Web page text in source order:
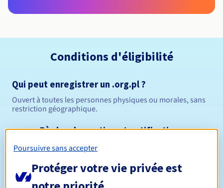
Conditions d'éligibilité
Qui peut enregistrer un .org.pl ?
Ouvert à toutes les personnes physiques ou morales, sans
restriction géographique.
Règles de gestion et notifications
Poursuivre sans accepter
Protéger votre vie privée est